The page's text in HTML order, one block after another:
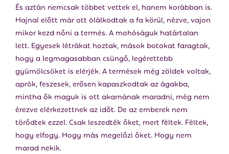
És aztán nemcsak többet vettek el, hanem korábban is.
Hajnal előtt már ott ólálkodtak a fa körül, nézve, vajon
mikor kezd nőni a termés. A mohóságuk határtalan
lett. Egyesek létrákat hoztak, mások botokat faragtak,
hogy a legmagasabban csüngő, legérettebb
gyümölcsöket is elérjék. A termések még zöldek voltak,
aprók, feszesek, erősen kapaszkodtak az ágakba,
mintha ők maguk is ott akarnának maradni, még nem
érezve elérkezettnek az időt. De az emberek nem
törődtek ezzel. Csak leszedték őket, mert féltek. Féltek,
hogy elfogy. Hogy más megelőzi őket. Hogy nem
marad nekik.